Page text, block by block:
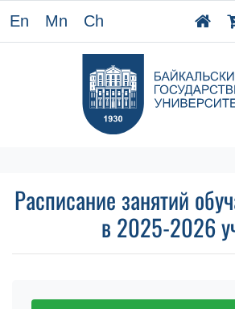
En Mn Ch
Расписание занятий
в 2025-2026